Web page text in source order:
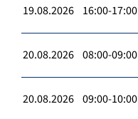
19.08.2026 16:00-17:00
20.08.2026 08:00-09:00
20.08.2026 09:00-10:00